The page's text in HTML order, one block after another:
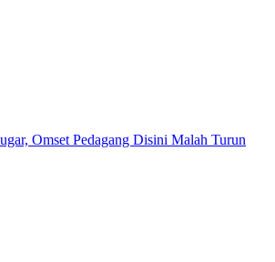
Omset Pedagang Disini Malah Turun